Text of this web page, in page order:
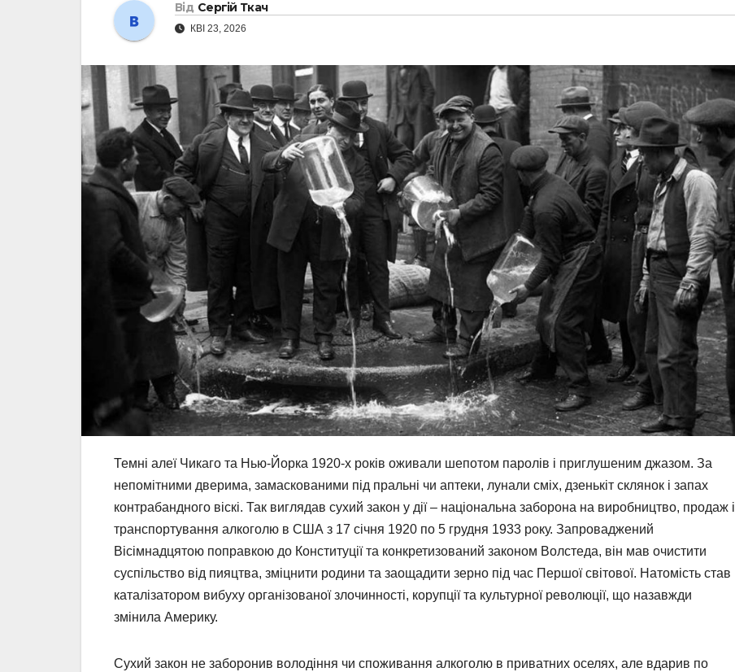
Від Сергій Ткач
КВІ 23, 2026
Темні алеї Чикаго та Нью-Йорка 1920-х років оживали шепотом паролів і приглушеним джазом. За
непомітними дверима, замаскованими під пральні чи аптеки, лунали сміх, дзенькіт склянок і запах
контрабандного віскі. Так виглядав сухий закон у дії – національна заборона на виробництво, продаж і
транспортування алкоголю в США з 17 січня 1920 по 5 грудня 1933 року. Запроваджений
Вісімнадцятою поправкою до Конституції та конкретизований законом Волстеда, він мав очистити
суспільство від пияцтва, зміцнити родини та заощадити зерно під час Першої світової. Натомість став
каталізатором вибуху організованої злочинності, корупції та культурної революції, що назавжди
змінила Америку.
Сухий закон не заборонив володіння чи споживання алкоголю в приватних оселях, але вдарив по